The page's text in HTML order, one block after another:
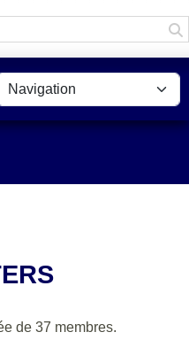
de 37 membres.